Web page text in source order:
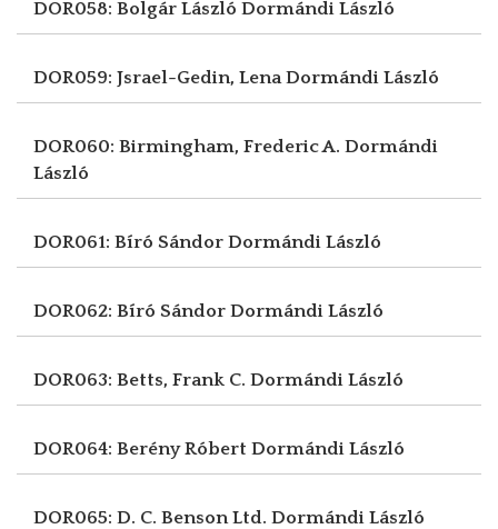
DOR058: Bolgár László Dormándi László
DOR059: Jsrael-Gedin, LenaDormándi László
DOR060: Birmingham, Frederic A. Dormándi
László
DOR061: Bíró Sándor Dormándi László
DOR062: Bíró Sándor Dormándi László
DOR063: Betts, Frank C. Dormándi László
DOR064: Berény Róbert Dormándi László
DOR065: D. C. Benson Ltd. Dormándi László